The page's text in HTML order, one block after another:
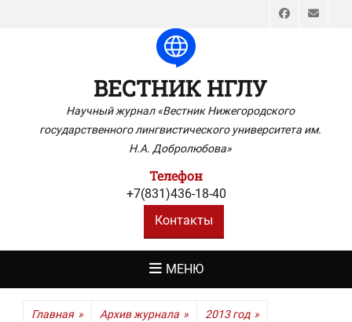
ВЕСТНИК НГЛУ
Научный журнал «Вестник Нижегородского
государственного лингвистического университета им.
Н.А. Добролюбова»
Телефон
+7(831)436-18-40
Контакты
МЕНЮ
Главная » Архив журнала » 2013 год »